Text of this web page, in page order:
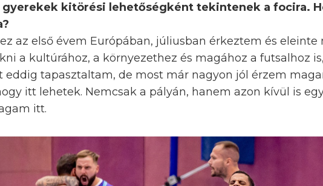
gyerekek kitörési lehetőségként tekintenek a focira.
az első évem Európában, júliusban érkeztem és
a kultúrához, a környezethez és magához a futsalhoz
eddig tapasztaltam, de most már nagyon jól érzem
itt lehetek. Nemcsak a pályán, hanem azon kívül is
itt.